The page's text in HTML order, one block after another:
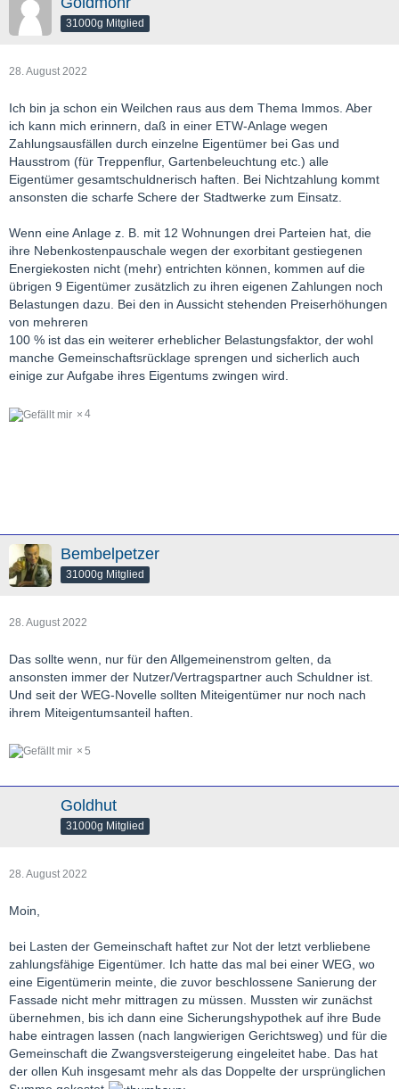
31000g Mitglied
28. August 2022
Ich bin ja schon ein Weilchen raus aus dem Thema Immos. Aber
ich kann mich erinnern, daß in einer ETW-Anlage wegen
Zahlungsausfällen durch einzelne Eigentümer bei Gas und
Hausstrom (für Treppenflur, Gartenbeleuchtung etc.) alle
Eigentümer gesamtschuldnerisch haften. Bei Nichtzahlung kommt
ansonsten die scharfe Schere der Stadtwerke zum Einsatz.
Wenn eine Anlage z. B. mit 12 Wohnungen drei Parteien hat, die
ihre Nebenkostenpauschale wegen der exorbitant gestiegenen
Energiekosten nicht (mehr) entrichten können, kommen auf die
übrigen 9 Eigentümer zusätzlich zu ihren eigenen Zahlungen noch
Belastungen dazu. Bei den in Aussicht stehenden Preiserhöhungen
von mehreren
100 % ist das ein weiterer erheblicher Belastungsfaktor, der wohl
manche Gemeinschaftsrücklage sprengen und sicherlich auch
einige zur Aufgabe ihres Eigentums zwingen wird.
4
Bembelpetzer
31000g Mitglied
28. August 2022
Das sollte wenn, nur für den Allgemeinenstrom gelten, da
ansonsten immer der Nutzer/Vertragspartner auch Schuldner ist.
Und seit der WEG-Novelle sollten Miteigentümer nur noch nach
ihrem Miteigentumsanteil haften.
5
Goldhut
31000g Mitglied
28. August 2022
Moin,
bei Lasten der Gemeinschaft haftet zur Not der letzt verbliebene
zahlungsfähige Eigentümer. Ich hatte das mal bei einer WEG, wo
eine Eigentümerin meinte, die zuvor beschlossene Sanierung der
Fassade nicht mehr mittragen zu müssen. Mussten wir zunächst
übernehmen, bis ich dann eine Sicherungshypothek auf ihre Bude
habe eintragen lassen (nach langwierigen Gerichtsweg) und für die
Gemeinschaft die Zwangsversteigerung eingeleitet habe. Das hat
der ollen Kuh insgesamt mehr als das Doppelte der ursprünglichen